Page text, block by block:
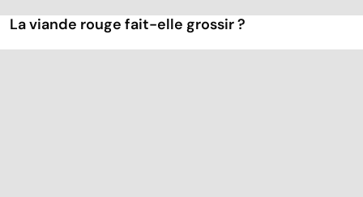
La viande rouge fait-elle grossir ?